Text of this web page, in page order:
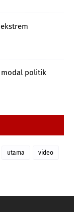
modal politik
utama video